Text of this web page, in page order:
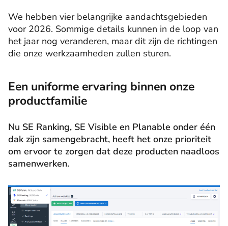
We hebben vier belangrijke aandachtsgebieden
voor 2026. Sommige details kunnen in de loop van
het jaar nog veranderen, maar dit zijn de richtingen
die onze werkzaamheden zullen sturen.
Een uniforme ervaring binnen onze
productfamilie
Nu SE Ranking, SE Visible en Planable onder één
dak zijn samengebracht, heeft het onze prioriteit
om ervoor te zorgen dat deze producten naadloos
samenwerken.